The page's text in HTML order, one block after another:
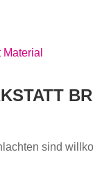
sind